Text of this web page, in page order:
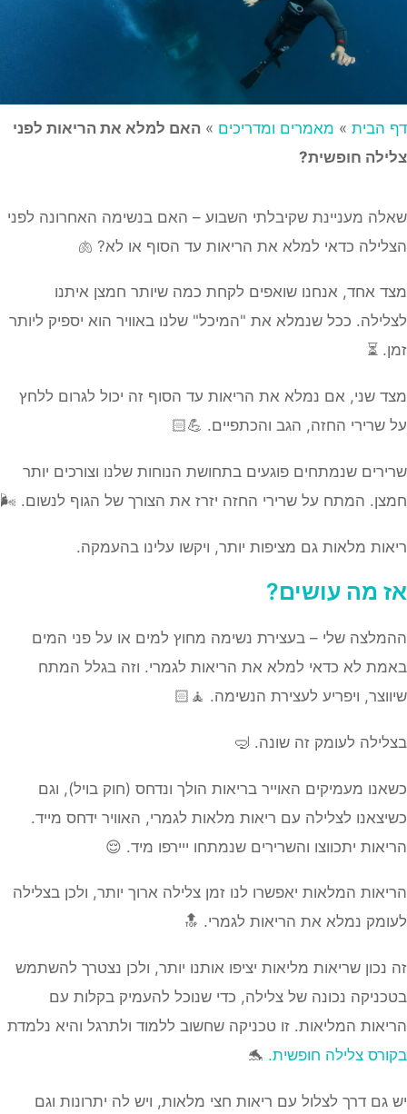
דף הבית » מאמרים ומדריכים » האם למלא את הריאות לפני
צלילה חופשית?
שאלה מעניינת שקיבלתי השבוע – האם בנשימה האחרונה לפני
הצלילה כדאי למלא את הריאות עד הסוף או לא? 🫁
מצד אחד, אנחנו שואפים לקחת כמה שיותר חמצן איתנו
לצלילה. ככל שנמלא את "המיכל" שלנו באוויר הוא יספיק ליותר
זמן. ⏳
מצד שני, אם נמלא את הריאות עד הסוף זה יכול לגרום ללחץ
על שרירי החזה, הגב והכתפיים. 💪🏻
שרירים שנמתחים פוגעים בתחושת הנוחות שלנו וצורכים יותר
חמצן. המתח על שרירי החזה יזרז את הצורך של הגוף לנשום. 🌬️
ריאות מלאות גם מציפות יותר, ויקשו עלינו בהעמקה.
אז מה עושים?
ההמלצה שלי – בעצירת נשימה מחוץ למים או על פני המים
באמת לא כדאי למלא את הריאות לגמרי. וזה בגלל המתח
שיווצר, ויפריע לעצירת הנשימה. 🧘🏻
בצלילה לעומק זה שונה. 🤿
כשאנו מעמיקים האוייר בריאות הולך ונדחס (חוק בויל), וגם
כשיצאנו לצלילה עם ריאות מלאות לגמרי, האוויר ידחס מייד.
הריאות יתכווצו והשרירים שנמתחו ייירפו מיד. 😌
הריאות המלאות יאפשרו לנו זמן צלילה ארוך יותר, ולכן בצלילה
לעומק נמלא את הריאות לגמרי. 🔝
זה נכון שריאות מליאות יציפו אותנו יותר, ולכן נצטרך להשתמש
בטכניקה נכונה של צלילה, כדי שנוכל להעמיק בקלות עם
הריאות המליאות. זו טכניקה שחשוב ללמוד ולתרגל והיא נלמדת
בקורס צלילה חופשית. 🐬
יש גם דרך לצלול עם ריאות חצי מלאות, ויש לה יתרונות וגם